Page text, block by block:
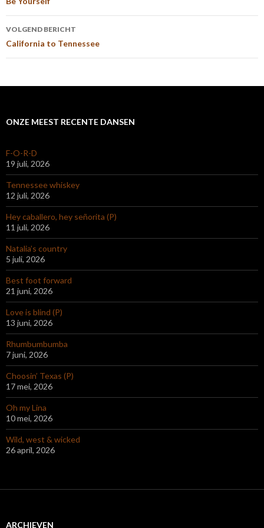
VOLGEND BERICHT
California to Tennessee
ONZE MEEST RECENTE DANSEN
F-O-R-D
19 juli, 2026
Tennessee whiskey
12 juli, 2026
Hey caballero, hey señorita (P)
11 juli, 2026
Natalia’s country
5 juli, 2026
Best foot forward
21 juni, 2026
Love is blind (P)
13 juni, 2026
Rhumbumbumba
7 juni, 2026
Choosin’ Texas (P)
17 mei, 2026
Oh my Lina
10 mei, 2026
Wild, west & wicked
26 april, 2026
ARCHIEVEN